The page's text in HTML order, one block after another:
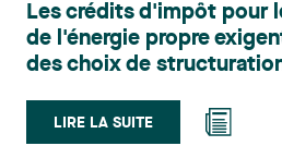
du territoire. Elle conseille et
clientèle publique et privée
touchant notamment les
et de permis, l’application et
règlements d’urbanisme,
Les crédits d'impôt pour
de l'énergie propre
des choix de
LIRE LA SUITE